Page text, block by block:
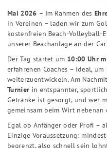
Mai 2026 – Im Rahmen des
in Vereinen – laden wir zum
kostenfreien Beach-Volleyball-
unserer Beachanlage an der
Der Tag startet um 10:00 Uhr
erfahrenen Coaches – ideal,
weiterzuentwickeln. Am
Turnier in entspannter,
Getränke ist gesorgt, und wer
gemeinsam beim Wirt nebenan
Egal ob Anfänger oder Profi –
Einzige Voraussetzung:
begrenzt, also schnell sein